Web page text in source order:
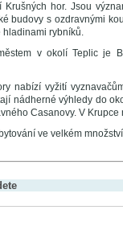
hor. Jsou
budovy s ozdravnými
hladinami rybníků.
v okolí Teplic je
nabízí vyžití
nádherné výhledy do
Casanovy. V
ve velkém